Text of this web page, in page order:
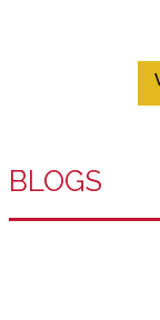
BLOGS